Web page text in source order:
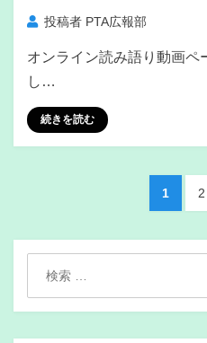
投稿者 PTA広報部
オンライン読み語り動画ペ
し…
続きを読む
の
ー
ジ
ペ
ー
1
ペ
2